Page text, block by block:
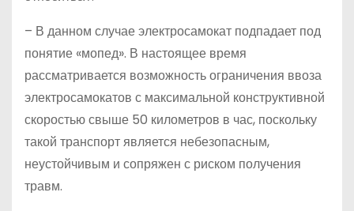
– В данном случае электросамокат подпадает под
понятие «мопед». В настоящее время
рассматривается возможность ограничения ввоза
электросамокатов с максимальной конструктивной
скоростью свыше 50 километров в час, поскольку
такой транспорт является небезопасным,
неустойчивым и сопряжен с риском получения
травм.